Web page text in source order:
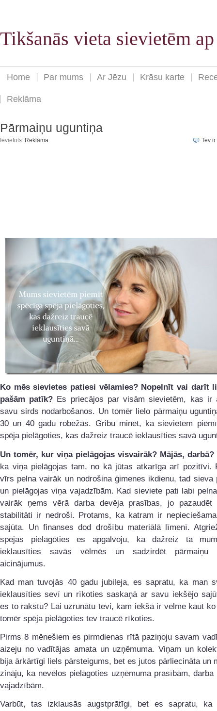
Tikšanās vieta sievietēm
Home Par mums Ar Jēzu Krāsu karte
Reklāma
Pārmaiņu uguntiņa
Ievietots: Reklāma Tev ir
Ko mēs sievietes patiesi vēlamies? Nopelnīt vai darīt
pašām patīk? Es priecājos par visām sievietēm, kas ir
savu sirds nodarbošanos. Un tomēr lielo pārmaiņu
30 un 40 gadu robežās. Gribu minēt, ka sievietēm
spēja pielāgoties, kas dažreiz traucē ieklausīties savā
Un tomēr, kur viņa pielāgojas visvairāk? Mājās, darbā?
ka viņa pielāgojas tam, no kā jūtas atkarīga arī pozitīvi.
vīrs pelna vairāk un nodrošina ģimenes ikdienu, tad sieva
un pielāgojas viņa vajadzībām. Kad sieviete pati labi
vairāk ņems vērā darba devēja prasības, jo pazaudēt
stabilitāti ir nedroši. Protams, ka katram ir
sajūta. Un finanses dod drošību materiālā līmenī.
spējas pielāgoties es apgalvoju, ka dažreiz tā
ieklausīties savās vēlmēs un sadzirdēt pārmaiņu
aicinājumus.
Kad man tuvojās 40 gadu jubileja, es sapratu, ka man
ieklausīties sevī un rīkoties saskaņā ar savu iekšējo
es to rakstu? Lai uzrunātu tevi, kam iekšā ir vēlme kaut
tomēr spēja pielāgoties tev traucē rīkoties.
Pirms 8 mēnešiem es pirmdienas rītā paziņoju savam
aizeju no vadītājas amata un uzņēmuma. Viņam un
bija ārkārtīgi liels pārsteigums, bet es jutos pārliecināta un
zināju, ka nevēlos pielāgoties uzņēmuma prasībām, darba
vajadzībām.
Varbūt, tas izklausās augstprātīgi, bet es sapratu, ka